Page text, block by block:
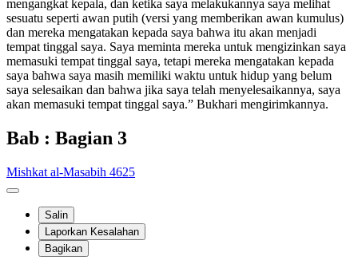
mengangkat kepala, dan ketika saya melakukannya saya melihat
sesuatu seperti awan putih (versi yang memberikan awan kumulus)
dan mereka mengatakan kepada saya bahwa itu akan menjadi
tempat tinggal saya. Saya meminta mereka untuk mengizinkan saya
memasuki tempat tinggal saya, tetapi mereka mengatakan kepada
saya bahwa saya masih memiliki waktu untuk hidup yang belum
saya selesaikan dan bahwa jika saya telah menyelesaikannya, saya
akan memasuki tempat tinggal saya.” Bukhari mengirimkannya.
Bab : Bagian 3
Mishkat al-Masabih 4625
Salin
Laporkan Kesalahan
Bagikan